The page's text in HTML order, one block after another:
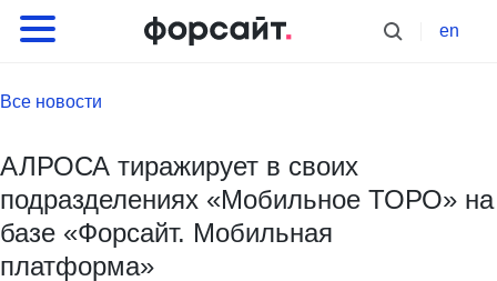
en
Все новости
АЛРОСА тиражирует в своих
подразделениях «Мобильное ТОРО» на
базе «Форсайт. Мобильная
платформа»